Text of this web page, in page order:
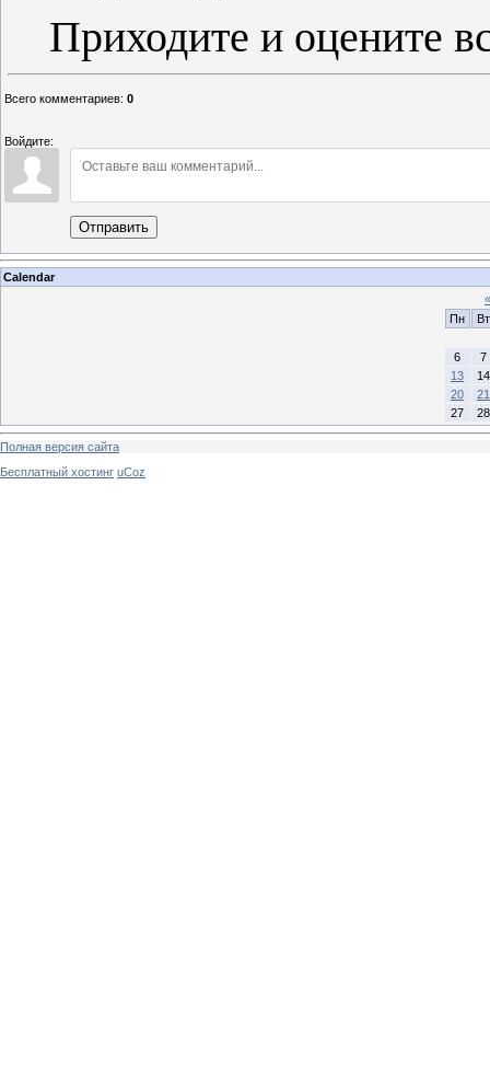
Приходите и оцените
Всего комментариев: 0
Войдите:
Отправить
Calendar
«
Пн
Вт
6
7
13
14
20
21
27
28
Полная версия сайта
Бесплатный хостинг uCoz